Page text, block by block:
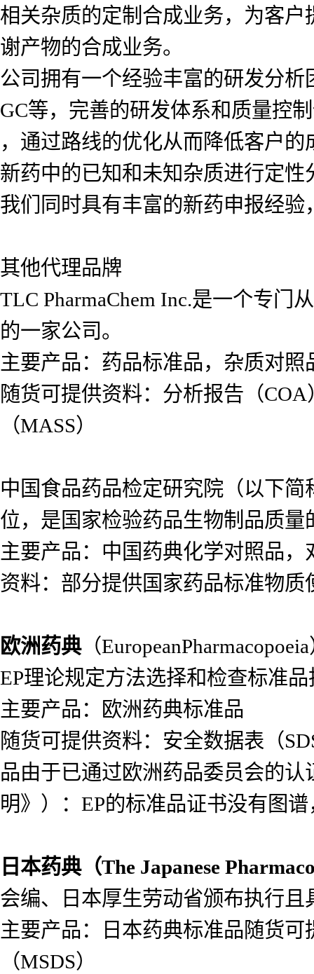
相关杂质的定制合成业务，为客
谢产物的合成业务。
公司拥有一个经验丰富的研发分
GC等，完善的研发体系和质量控
，通过路线的优化从而降低客户
新药中的已知和未知杂质进行定性
我们同时具有丰富的新药申报经
其他代理品牌
TLC PharmaChem Inc.是一个专
的一家公司。
主要产品：药品标准品，杂质对
随货可提供资料：分析报告（
（MASS）
中国食品药品检定研究院（以下
位，是国家检验药品生物制品质
主要产品：中国药典化学对照品
资料：部分提供国家药品标准物质
欧洲药典（
EP理论规定方法选择和检查标准
主要产品：欧洲药典标准品
随货可提供资料：安全数据表（
品由于已通过欧洲药品委员会的
明》）：EP的标准品证书没有图
日本药典（The Japanese
会编、日本厚生劳动省颁布执行
主要产品：日本药典标准品随货
（MSDS）